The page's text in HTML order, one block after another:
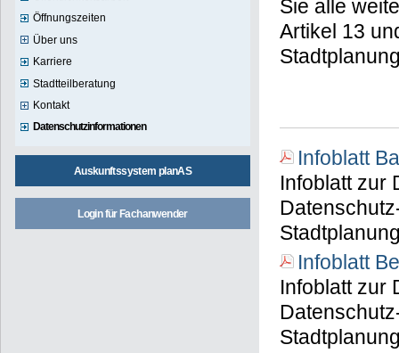
Öffnungszeiten
Über uns
Karriere
Stadtteilberatung
Kontakt
Datenschutzinformationen
Auskunftssystem planAS
Login für Fachanwender
Sie alle
Artikel 13
Infoblatt
Infoblatt zur
Infoblatt
Infoblatt zur